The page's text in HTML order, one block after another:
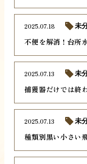
不便を解消！台所
2025.07.18 未
捕獲器だけでは終
2025.07.13 未
種類別黒い小さい
2025.07.13 未